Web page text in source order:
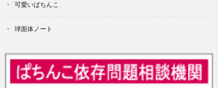
可愛いぱちんこ
球面体ノート